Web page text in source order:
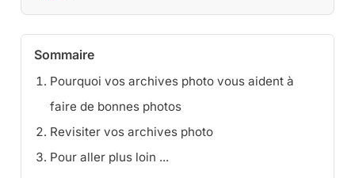
Sommaire
Pourquoi vos archives photo vous aident à
faire de bonnes photos
Revisiter vos archives photo
Pour aller plus loin ...